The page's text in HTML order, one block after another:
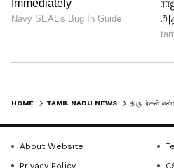
HOME TAMIL NADU NEWS
About Website
Privacy Policy